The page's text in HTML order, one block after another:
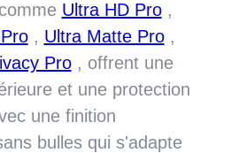
Ultra HD Pro,
, Ultra Matte Pro,
Pro, offrent une
et une protection
une finition
bulles qui s'adapte